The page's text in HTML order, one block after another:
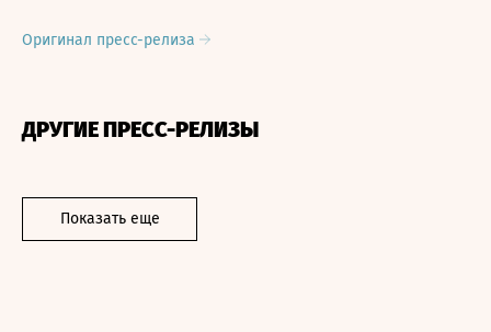
Оригинал пресс-релиза
ДРУГИЕ ПРЕСС-РЕЛИЗЫ
Показать еще